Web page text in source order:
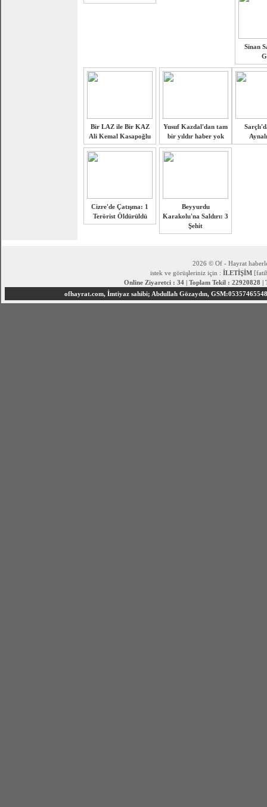
Sinan
Bir LAZ ile Bir KAZ
Ali Kemal Kasapoğlu
Yusuf Kazdal'dan tam
bir yıldır haber yok
Cizre'de Çatışma: 1
Terörist Öldürüldü
Beyyurdu
Karakolu'na Saldırı: 3
Şehit
2026 © Of - Hayrat
istek ve görüşleriniz için : İLETİŞİM
Online Ziyaretci : 34 | Toplam Tekil : 22920828 |
ofhayrat.com, İmtiyaz sahibi; Abdullah Gözaydın,